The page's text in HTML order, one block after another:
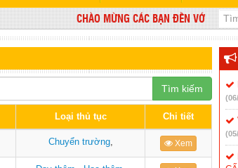
CHÀO MỪNG CÁC BẠN ĐẾN VỚI WEBSITE
Tìm kiếm
Loại thủ tục Chi tiết
Chuyển trường, Xem